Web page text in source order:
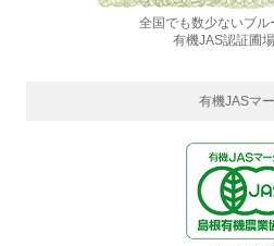
全国でも数少ないブル
有機JAS認証圃場
有機JASマ